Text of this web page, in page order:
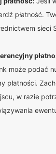
płatność.
sieci
może podać
płatności.
w razie